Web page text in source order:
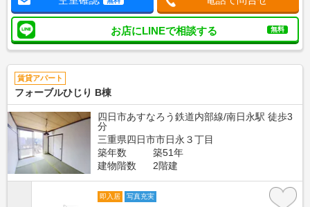
お店にLINEで相談する 無料
賃貸アパート
フォーブルひじり B棟
四日市あすなろう鉄道内部線/南日永駅 徒歩3
分
三重県四日市市日永３丁目
築年数
築51年
建物階数
2階建
即入居 写真充実